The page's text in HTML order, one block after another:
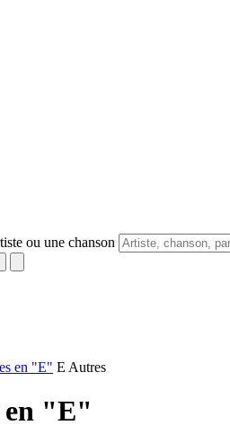
ou une chanson
en "E" E Autres
"E"